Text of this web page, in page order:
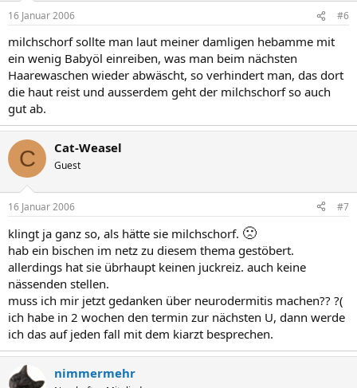
16 Januar 2006 #6
milchschorf sollte man laut meiner damligen hebamme mit
ein wenig Babyöl einreiben, was man beim nächsten
Haarewaschen wieder abwäscht, so verhindert man, das dort
die haut reist und ausserdem geht der milchschorf so auch
gut ab.
C Cat-Weasel
Guest
16 Januar 2006 #7
klingt ja ganz so, als hätte sie milchschorf. 🙁
hab ein bischen im netz zu diesem thema gestöbert.
allerdings hat sie übrhaupt keinen juckreiz. auch keine
nässenden stellen.
muss ich mir jetzt gedanken über neurodermitis machen?? ?(
ich habe in 2 wochen den termin zur nächsten U, dann werde
ich das auf jeden fall mit dem kiarzt besprechen.
nimmermehr